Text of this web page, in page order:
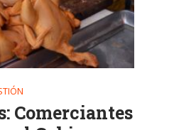
Comerciantes